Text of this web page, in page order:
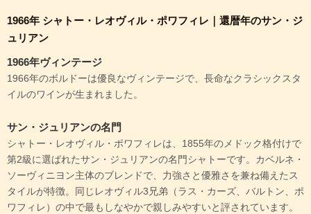
1966年 シャトー・レオヴィル・ポワフィレ｜還暦年のサン・ジ
ュリアン
1966年ヴィンテージ
1966年のボルドーは優良なヴィンテージで、長命なクラシックスタ
イルのワインが生まれました。
サン・ジュリアンの名門
シャトー・レオヴィル・ポワフィレは、1855年のメドック格付けで
第2級に選ばれたサン・ジュリアンの名門シャトーです。カベルネ・
ソーヴィニヨン主体のブレンドで、力強さと優雅さを兼ね備えたス
タイルが特徴。同じレオヴィル3兄弟（ラス・カーズ、バルトン、ポ
ワフィレ）の中で最もしなやかで親しみやすいと評されています。